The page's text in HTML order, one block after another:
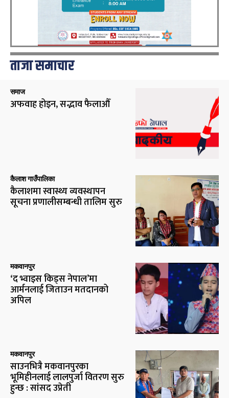
ताजा समाचार
समाज
अफवाह होइन, सद्भाव फैलाऔँ
कैलाश गाउँपालिका
कैलाशमा स्वास्थ्य व्यवस्थापन
सूचना प्रणालीसम्बन्धी तालिम सुरु
मकवानपुर
‘द भ्वाइस किड्स नेपाल’मा
आर्मनलाई जिताउन मतदानको
अपिल
मकवानपुर
साउनभित्रै मकवानपुरका
भूमिहीनलाई लालपुर्जा वितरण सुरु
हुन्छ : सांसद उप्रेती